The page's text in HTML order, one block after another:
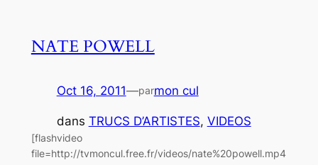
NATE POWELL
Oct 16, 2011—parmon cul
dans TRUCS D’ARTISTES, VIDEOS
[flashvideo
file=http://tvmoncul.free.fr/videos/nate%20powell.mp4